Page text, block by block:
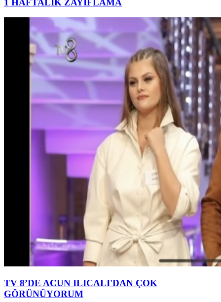
1 HAFTALIK ZAYIFLAMA
TV 8’DE ACUN ILICALI'DAN ÇOK
GÖRÜNÜYORUM